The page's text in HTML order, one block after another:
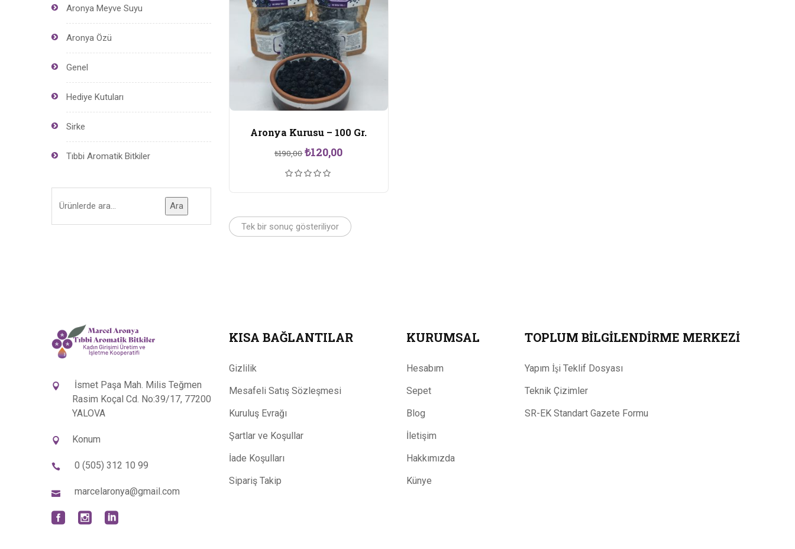
Aronya Meyve Suyu
Aronya Özü
Genel
Hediye Kutuları
Sirke
Tıbbi Aromatik Bitkiler
Ara
Aronya Kurusu – 100 Gr.
₺190,00Orijinal
fiyat:
₺190,00.
₺120,00Şu
Tek bir sonuç gösteriliyor
İsmet Paşa Mah. Milis Teğmen
Rasim Koçal Cd. No:39/17, 77200
YALOVA
Konum
0 (505) 312 10 99
marcelaronya@gmail.com
KISA BAĞLANTILAR
Gizlilik
Mesafeli Satış Sözleşmesi
Kuruluş Evrağı
Şartlar ve Koşullar
İade Koşulları
Sipariş Takip
KURUMSAL
Hesabım
Sepet
Blog
İletişim
Hakkımızda
Künye
TOPLUM BILGILENDIRME MERKEZI
Yapım İşi Teklif Dosyası
Teknik Çizimler
SR-EK Standart Gazete Formu